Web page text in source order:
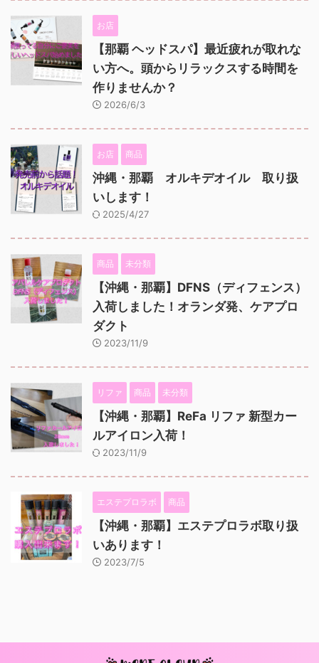
お店
【那覇 ヘッドスパ】最近疲れが取れな
い方へ。頭からリラックスする時間を
作りませんか？
2026/6/3
お店 商品
沖縄・那覇 オルキデオイル 取り扱
いします！
2025/4/27
商品 未分類
【沖縄・那覇】DFNS（ディフェンス）
入荷しました！オランダ発、ケアプロ
ダクト
2023/11/9
リファ 商品 未分類
【沖縄・那覇】ReFa リファ 新型カー
ルアイロン入荷！
2023/11/9
エステプロラボ 商品
【沖縄・那覇】エステプロラボ取り扱
いあります！
2023/7/5